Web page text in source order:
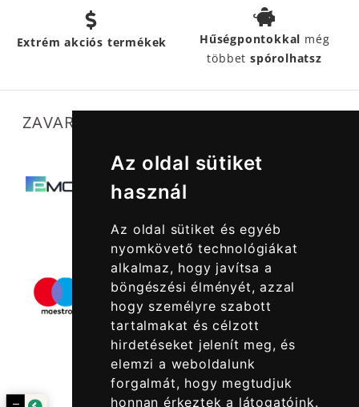
Az oldal sütiket
használ
Az oldal sütiket és egyéb
nyomkövető technológiákat
alkalmaz, hogy javítsa a
böngészési élményét, azzal
hogy személyre szabott
tartalmakat és célzott
hirdetéseket jelenít meg, és
elemzi a weboldalunk
forgalmát, hogy megtudjuk
honnan érkeztek a látogatóink.
Extrém akciós termékek Hűségpontokkal még
többetspórolhatsz
ZAVARTALAN MŰKÖDÉSÜNKET SEGÍTIK